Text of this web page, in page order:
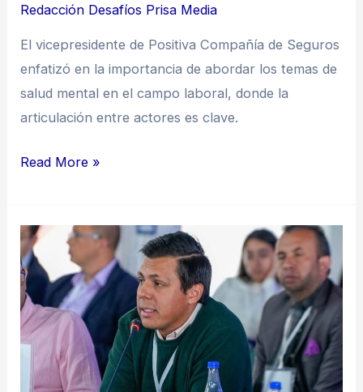
Redacción Desafíos Prisa Media
El vicepresidente de Positiva Compañía de Seguros
enfatizó en la importancia de abordar los temas de
salud mental en el campo laboral, donde la
articulación entre actores es clave.
Read More »
“Debemos
tener
espacios
para
hablar
salud